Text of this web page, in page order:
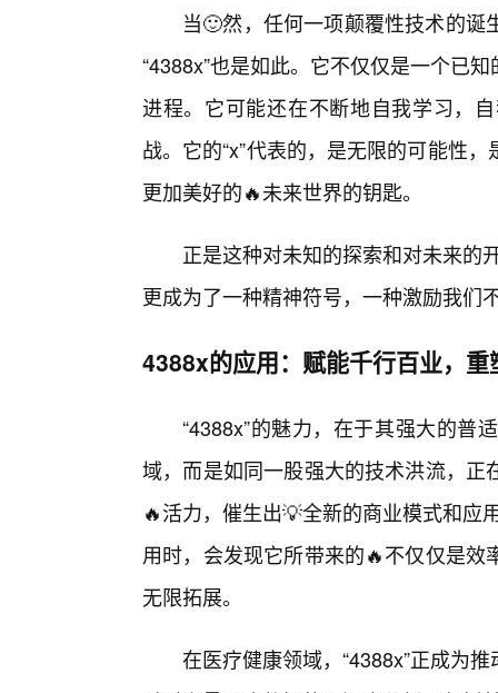
当🙂然，任何一项颠覆性技术的
“4388x”也是如此。它不仅仅是一个已
进程。它可能还在不断地自我学习，
战。它的“x”代表的，是无限的可能性
更加美好的🔥未来世界的钥匙。
正是这种对未知的探索和对未来的
更成为了一种精神符号，一种激励我们
4388x的应用：赋能千行百业，重
“4388x”的魅力，在于其强大的普
域，而是如同一股强大的技术洪流，
🔥活力，催生出💡全新的商业模式和应
用时，会发现它所带来的🔥不仅仅是
无限拓展。
在医疗健康领域，“4388x”正成为